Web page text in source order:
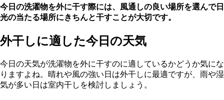
今日の洗濯物を外に干す際には、風通しの良い場所を選んで日
光の当たる場所にきちんと干すことが大切です。
外干しに適した今日の天気
今日の天気が洗濯物を外に干すのに適しているかどうか気にな
りますよね。晴れや風の強い日は外干しに最適ですが、雨や湿
気が多い日は室内干しを検討しましょう。